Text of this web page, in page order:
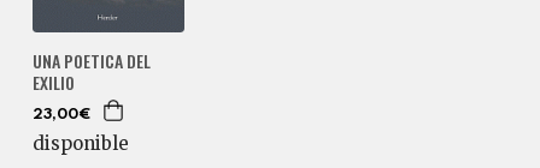
UNA POETICA DEL
EXILIO
23,00€
disponible